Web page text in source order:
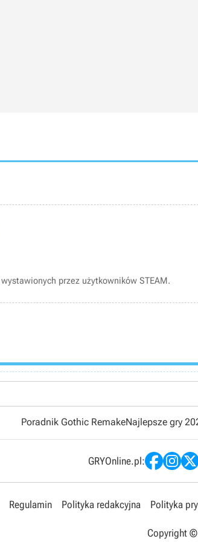
przez użytkowników STEAM.
Poradnik Gothic RemakeNajlepsze gry
GRYOnline.pl:
Regulamin Polityka redakcyjna Polityka
Copyright